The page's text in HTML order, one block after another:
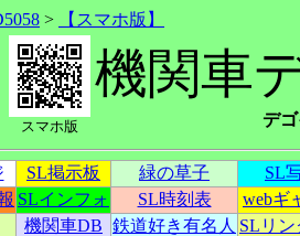
> 【スマホ版】
スマホ版
機関車
デ
SL掲示板 緑の草子 SL
SLインフォ SL時刻表 webギ
機関車DB 鉄道好き有名人 SLリン